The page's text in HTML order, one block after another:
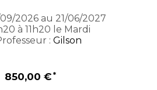
2026 au 21/06/2027
à 11h20 le Mardi
: Gilson
850,00 €